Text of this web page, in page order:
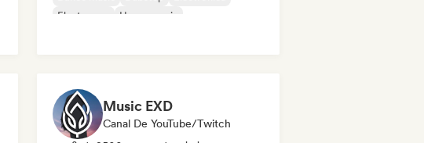
Electropop
House music
Music EXD
Canal De YouTube/Twitch